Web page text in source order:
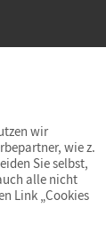
wir
wie z.
Sie selbst,
alle nicht
Link „Cookies